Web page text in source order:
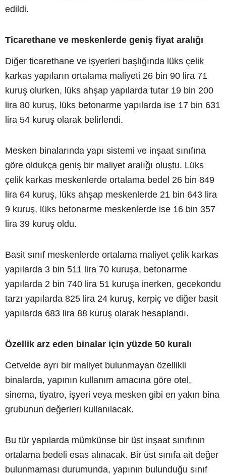
edildi.
Ticarethane ve meskenlerde geniş fiyat aralığı
Diğer ticarethane ve işyerleri başlığında lüks çelik
karkas yapıların ortalama maliyeti 26 bin 90 lira 71
kuruş olurken, lüks ahşap yapılarda tutar 19 bin 200
lira 80 kuruş, lüks betonarme yapılarda ise 17 bin 631
lira 54 kuruş olarak belirlendi.
Mesken binalarında yapı sistemi ve inşaat sınıfına
göre oldukça geniş bir maliyet aralığı oluştu. Lüks
çelik karkas meskenlerde ortalama bedel 26 bin 849
lira 64 kuruş, lüks ahşap meskenlerde 21 bin 643 lira
9 kuruş, lüks betonarme meskenlerde ise 16 bin 357
lira 39 kuruş oldu.
Basit sınıf meskenlerde ortalama maliyet çelik karkas
yapılarda 3 bin 511 lira 70 kuruşa, betonarme
yapılarda 2 bin 740 lira 51 kuruşa inerken, gecekondu
tarzı yapılarda 825 lira 24 kuruş, kerpiç ve diğer basit
yapılarda 683 lira 88 kuruş olarak hesaplandı.
Özellik arz eden binalar için yüzde 50 kuralı
Cetvelde ayrı bir maliyet bulunmayan özellikli
binalarda, yapının kullanım amacına göre otel,
sinema, tiyatro, işyeri veya mesken gibi en yakın bina
grubunun değerleri kullanılacak.
Bu tür yapılarda mümkünse bir üst inşaat sınıfının
ortalama bedeli esas alınacak. Bir üst sınıfa ait değer
bulunmaması durumunda, yapının bulunduğu sınıf